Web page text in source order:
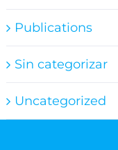
Publications
Sin categorizar
Uncategorized